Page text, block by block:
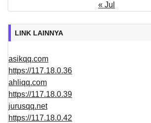
« Jul
LINK LAINNYA
asikqq.com
https://117.18.0.36
ahliqq.com
https://117.18.0.39
jurusqq.net
https://117.18.0.42